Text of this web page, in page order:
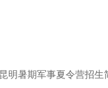
明暑期军事夏令营招生